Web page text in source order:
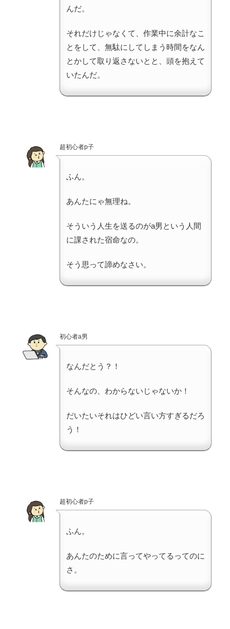
んだ。
それだけじゃなくて、作業中に余計なこ
とをして、無駄にしてしまう時間をなん
とかして取り返さないとと、頭を抱えて
いたんだ。
超初心者p子
ふん。
あんたにゃ無理ね。
そういう人生を送るのがa男という人間
に課された宿命なの。
そう思って諦めなさい。
初心者a男
なんだとう？！
そんなの、わからないじゃないか！
だいたいそれはひどい言い方すぎるだろ
う！
超初心者p子
ふん。
あんたのために言ってやってるってのに
さ。